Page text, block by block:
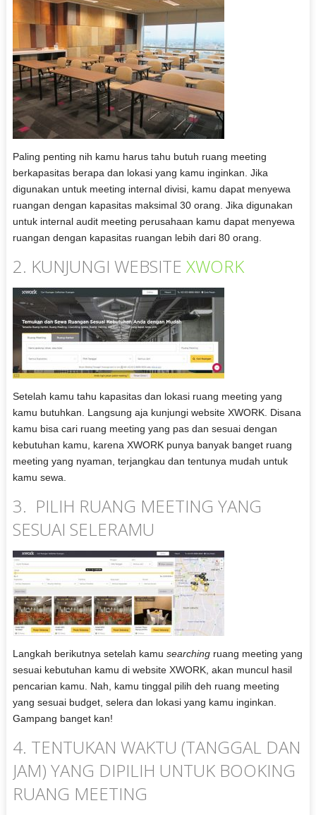
Paling penting nih kamu harus tahu butuh ruang meeting
berkapasitas berapa dan lokasi yang kamu inginkan. Jika
digunakan untuk meeting internal divisi, kamu dapat menyewa
ruangan dengan kapasitas maksimal 30 orang. Jika digunakan
untuk internal audit meeting perusahaan kamu dapat menyewa
ruangan dengan kapasitas ruangan lebih dari 80 orang.
2. KUNJUNGI WEBSITE XWORK
Setelah kamu tahu kapasitas dan lokasi ruang meeting yang
kamu butuhkan. Langsung aja kunjungi website XWORK. Disana
kamu bisa cari ruang meeting yang pas dan sesuai dengan
kebutuhan kamu, karena XWORK punya banyak banget ruang
meeting yang nyaman, terjangkau dan tentunya mudah untuk
kamu sewa.
3. PILIH RUANG MEETING YANG
SESUAI SELERAMU
Langkah berikutnya setelah kamu searchingruang meeting yang
sesuai kebutuhan kamu di website XWORK, akan muncul hasil
pencarian kamu. Nah, kamu tinggal pilih deh ruang meeting
yang sesuai budget, selera dan lokasi yang kamu inginkan.
Gampang banget kan!
4. TENTUKAN WAKTU (TANGGAL DAN
JAM) YANG DIPILIH UNTUK BOOKING
RUANG MEETING